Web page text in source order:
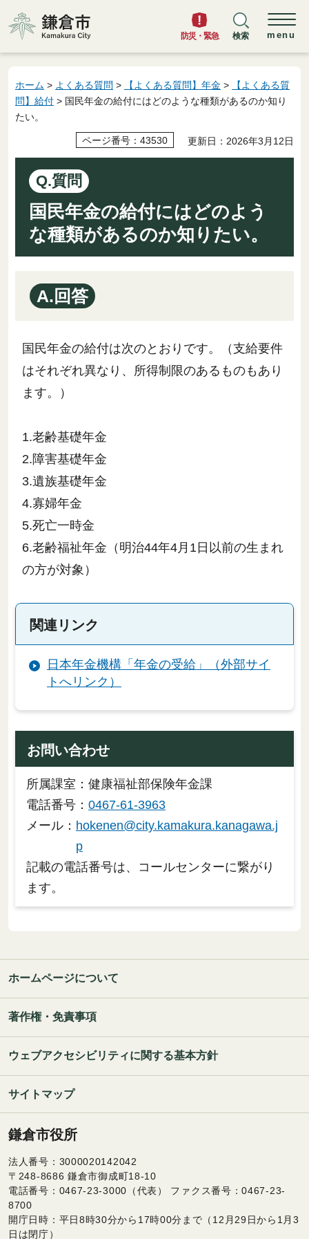
鎌倉市
防災・緊急 検索 menu
ホーム > よくある質問 > 【よくある質問】年金 >
【よくある質
問】給付 > 国民年金の給付にはどのような種類があるのか知り
たい。
ページ番号：43530 更新日：2026年3月12日
Q.質問
国民年金の給付にはどのよう
な種類があるのか知りたい。
A.回答
国民年金の給付は次のとおりです。（支給要件
はそれぞれ異なり、所得制限のあるものもあり
ます。）
1.老齢基礎年金
2.障害基礎年金
3.遺族基礎年金
4.寡婦年金
5.死亡一時金
6.老齢福祉年金（明治44年4月1日以前の生まれ
の方が対象）
関連リンク
日本年金機構「年金の受給」（外部サイ
トへリンク）
お問い合わせ
所属課室：健康福祉部保険年金課
電話番号： 0467-61-3963
メール： hokenen@city.kamakura.kanagawa.j
p
記載の電話番号は、コールセンターに繋がり
ます。
ホームページについて
著作権・免責事項
ウェブアクセシビリティに関する基本方針
サイトマップ
鎌倉市役所
法人番号：3000020142042
〒248-8686 鎌倉市御成町18-10
電話番号：0467-23-3000（代表） ファクス番号：0467-23-
8700
開庁日時：平日8時30分から17時00分まで（12月29日から1月3
日は閉庁）